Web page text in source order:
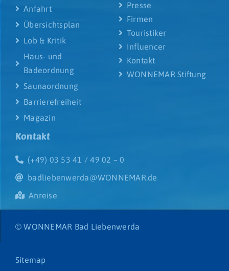
Anfahrt
Übersichtsplan
Lob & Kritik
Haus- und
Badeordnung
Saunaordnung
Barrierefreiheit
Magazin
Presse
Firmen
Touristiker
Influencer
Kontakt
WONNEMAR Stiftung
Kontakt
(+49) 03 53 41 / 49 02 – 0
badliebenwerda@WONNEMAR.de
Anreise
© WONNEMAR Bad Liebenwerda
Sitemap